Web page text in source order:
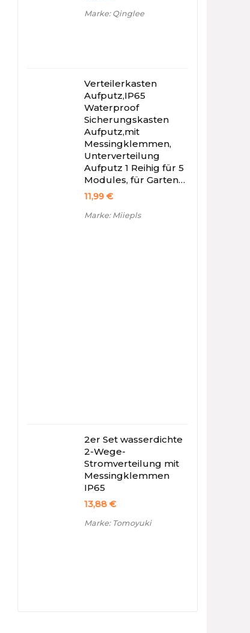
Marke: Qinglee
Verteilerkasten
Aufputz,IP65
Waterproof
Sicherungskasten
Aufputz,mit
Messingklemmen,
Unterverteilung
Aufputz 1 Reihig für 5
Modules, für Garten…
11,99 €
Marke: Miiepls
2er Set wasserdichte
2-Wege-
Stromverteilung mit
Messingklemmen
IP65
13,88 €
Marke: Tomoyuki